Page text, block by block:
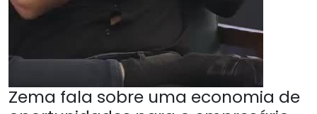
Zema fala sobre uma economia de